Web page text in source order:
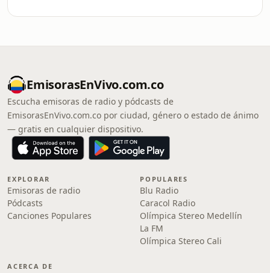
EmisorasEnVivo.com.co
Escucha emisoras de radio y pódcasts de
EmisorasEnVivo.com.co por ciudad, género o estado de ánimo
— gratis en cualquier dispositivo.
EXPLORAR
Emisoras de radio
Pódcasts
Canciones Populares
POPULARES
Blu Radio
Caracol Radio
Olímpica Stereo Medellín
La FM
Olímpica Stereo Cali
ACERCA DE